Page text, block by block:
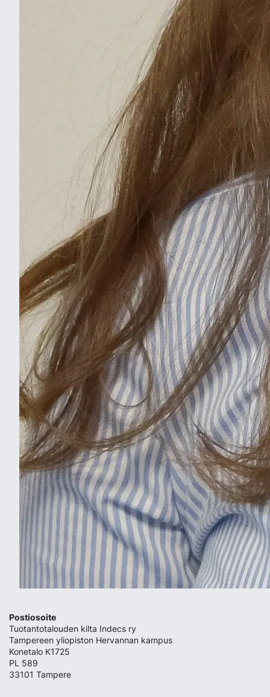
Postiosoite
Tuotantotalouden kilta Indecs ry
Tampereen yliopiston Hervannan kampus
Konetalo K1725
PL 589
33101 Tampere